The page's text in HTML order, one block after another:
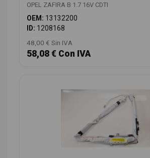
OPEL ZAFIRA B 1.7 16V CDTI
OEM: 13132200
ID: 1208168
48,00 € Sin IVA
58,08 € Con IVA